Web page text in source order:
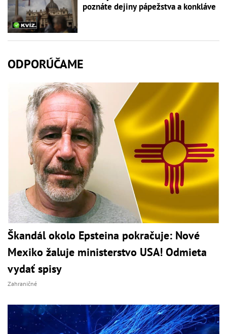
poznáte dejiny pápežstva a konkláve
ODPORÚČAME
Škandál okolo Epsteina pokračuje: Nové
Mexiko žaluje ministerstvo USA! Odmieta
vydať spisy
Zahraničné